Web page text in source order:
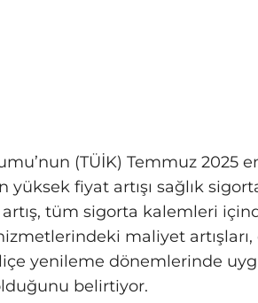
(TÜİK) Temmuz 2025
fiyat artışı sağlık
artış, tüm sigorta kalemleri
maliyet
yenileme dönemlerinde
belirtiyor.